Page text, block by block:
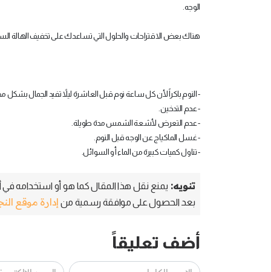
الوجه.
هناك بعض الاقتراحات والحلول التي تساعدك على تخفيف الهالة
- النوم باكراً لأن كل ساعة نوم قبل العاشرة ليلاً تفيد الجمال
- عدم التدخين.
- عدم التعرض لأشعة الشمس مدة طويلة.
- غسل الماكياج عن الوجه قبل النوم.
- تناول كميات كبيرة من الماء أو السوائل.
تنويه: يمنع نقل هذا المقال كما هو أو استخدامه في
بعد الحصول على موافقة رسمية من إدارة موقع
أضف تعليقاً